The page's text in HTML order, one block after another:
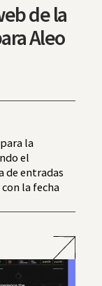
de la
Aleo
la
el
de entradas
la fecha